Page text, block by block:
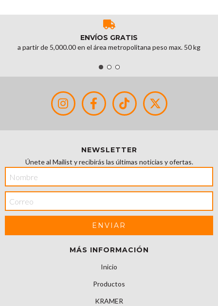
ENVÍOS GRATIS
a partir de 5,000.00 en el área metropolitana peso max. 50 kg
NEWSLETTER
Únete al Mailist y recibirás las últimas noticias y ofertas.
MÁS INFORMACIÓN
Inicio
Productos
KRAMER